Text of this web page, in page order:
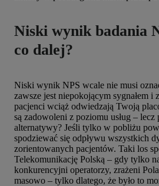
Niski wynik badania
co dalej?
Niski wynik NPS wcale nie musi
zawsze jest niepokojącym sygnałem i
pacjenci wciąż odwiedzają Twoją
są zadowoleni z poziomu usług –
alternatywy? Jeśli tylko w pobliżu
spodziewać się odpływu wszystkich
zorientowanych pacjentów. Taki los
Telekomunikację Polską – gdy tylko
konkurencyjni operatorzy, zrażeni
masowo – tylko dlatego, że było to